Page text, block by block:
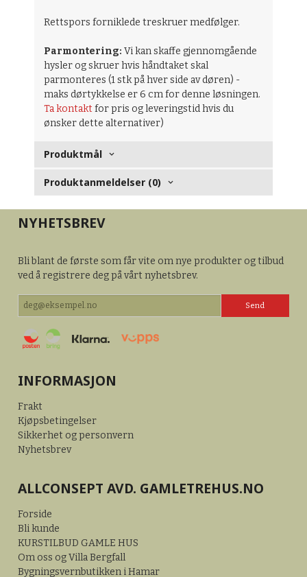
Rettspors forniklede treskruer medfølger.
Parmontering: Vi kan skaffe gjennomgående
hysler og skruer hvis håndtaket skal
parmonteres (1 stk på hver side av døren) -
maks dørtykkelse er 6 cm for denne løsningen.
Ta kontaktfor pris og leveringstid hvis du
ønsker dette alternativer)
Produktmål
Produktanmeldelser (0)
NYHETSBREV
Bli blant de første som får vite om nye produkter og tilbud
ved å registrere deg på vårt nyhetsbrev.
INFORMASJON
Frakt
Kjøpsbetingelser
Sikkerhet og personvern
Nyhetsbrev
ALLCONSEPT AVD. GAMLETREHUS.NO
Forside
Bli kunde
KURSTILBUD GAMLE HUS
Om oss og Villa Bergfall
Bygningsvernbutikken i Hamar